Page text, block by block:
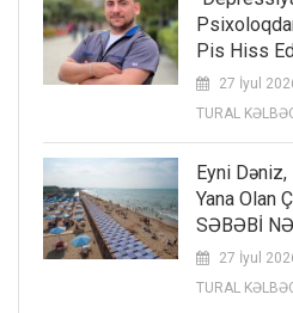
Pis Hiss
27 İyul
TURAL
Eyni
Yana Olan
SƏBƏBİ
27 İyul
TURAL